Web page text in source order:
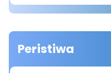
Peristiwa